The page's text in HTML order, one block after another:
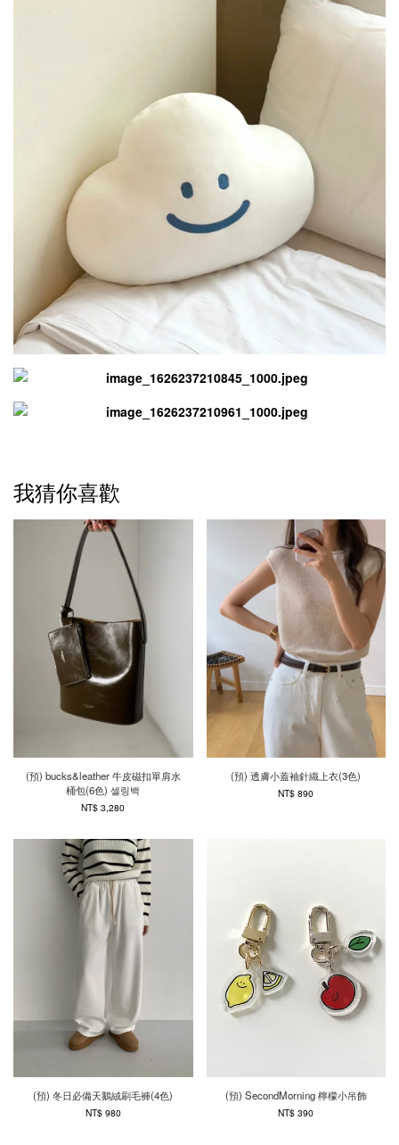
我猜你喜歡
(預) bucks&leather 牛皮磁扣單肩水
桶包(6色) 셀링백
NT$ 3,280
(預) 透膚小蓋袖針織上衣(3色)
NT$ 890
(預) 冬日必備天鵝絨刷毛褲(4色)
NT$ 980
(預) SecondMorning 檸檬小吊飾
NT$ 390